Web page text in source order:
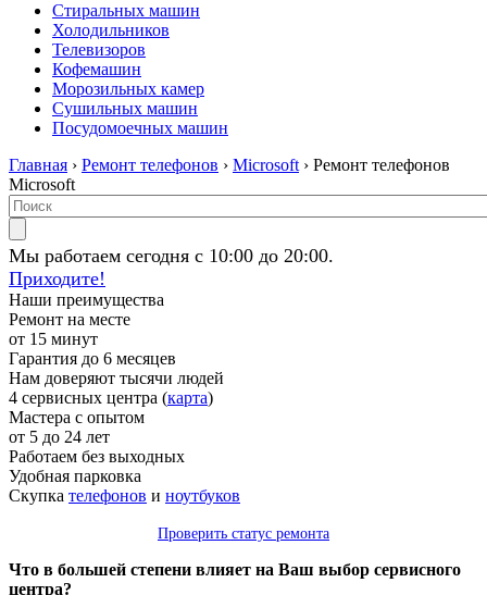
Стиральных машин
Холодильников
Телевизоров
Кофемашин
Морозильных камер
Сушильных машин
Посудомоечных машин
Главная › Ремонт телефонов › Microsoft › Ремонт телефонов
Microsoft
Мы работаем сегодня с 10:00 до 20:00.
Приходите!
Наши преимущества
Ремонт на месте
от 15 минут
Гарантия до 6 месяцев
Нам доверяют тысячи людей
4 сервисных центра (карта)
Мастера с опытом
от 5 до 24 лет
Работаем без выходных
Удобная парковка
Скупка телефонов и ноутбуков
Проверить статус ремонта
Что в большей степени влияет на Ваш выбор сервисного
центра?